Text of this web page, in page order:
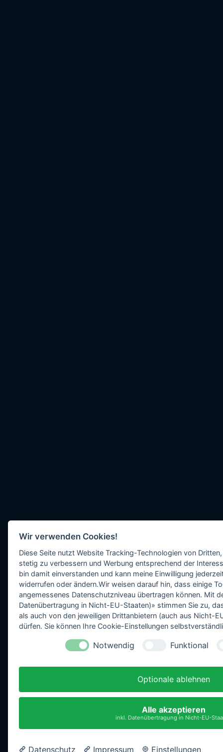
Wir verwenden Cookies!
Diese Seite nutzt Website Tracking-Technologien von
stetig zu verbessern und Werbung entsprechend der
bin damit einverstanden und kann meine Einwilligung
widerrufen oder ändern.Wir weisen darauf hin, dass einige
angemessenes Datenschutzniveau übertragen können. Mit
Datenübertragung in Nicht-EU-Staaten)» stimmen Sie zu,
als auch von den jeweiligen Drittanbietern (auch aus Nicht-
dürfen. Sie können Ihre Cookie-Einstellungen
Notwendig Funktional
Optionale ablehnen
Alle akzeptieren
inkl. Datenübertragung in Nicht-EU-
Datenschutz Impressum Einstellungen